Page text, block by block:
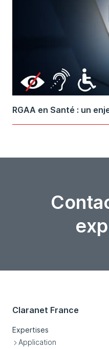
RGAA en Santé : un
Claranet France
Expertises
Application